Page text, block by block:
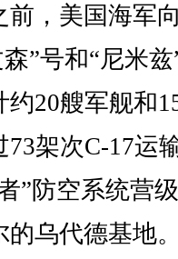
，美国海军
”号和“尼米
20艘军舰和
架次C-17运
”防空系统营
的乌代德基地